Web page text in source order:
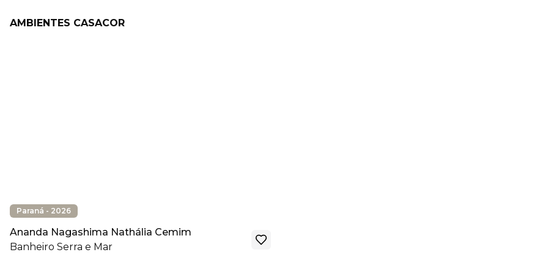
AMBIENTES CASACOR
Paraná - 2026
Ananda Nagashima Nathália Cemim
Banheiro Serra e Mar